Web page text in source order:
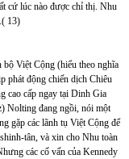
cứ lúc nào được chỉ thị. Nhu
13)
Việt Cộng (hiểu theo nghĩa
phát động chiến dịch Chiêu
cao cấp ngay tại Dinh Gia
Nolting đang ngồi, nói một
gặp các lãnh tụ Việt Cộng để
tân, và xin cho Nhu toàn
các cố vấn của Kennedy